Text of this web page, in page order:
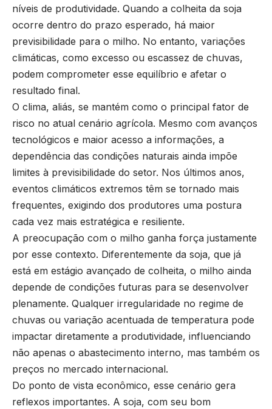
níveis de produtividade. Quando a colheita da soja
ocorre dentro do prazo esperado, há maior
previsibilidade para o milho. No entanto, variações
climáticas, como excesso ou escassez de chuvas,
podem comprometer esse equilíbrio e afetar o
resultado final.
O clima, aliás, se mantém como o principal fator de
risco no atual cenário agrícola. Mesmo com avanços
tecnológicos e maior acesso a informações, a
dependência das condições naturais ainda impõe
limites à previsibilidade do setor. Nos últimos anos,
eventos climáticos extremos têm se tornado mais
frequentes, exigindo dos produtores uma postura
cada vez mais estratégica e resiliente.
A preocupação com o milho ganha força justamente
por esse contexto. Diferentemente da soja, que já
está em estágio avançado de colheita, o milho ainda
depende de condições futuras para se desenvolver
plenamente. Qualquer irregularidade no regime de
chuvas ou variação acentuada de temperatura pode
impactar diretamente a produtividade, influenciando
não apenas o abastecimento interno, mas também os
preços no mercado internacional.
Do ponto de vista econômico, esse cenário gera
reflexos importantes. A soja, com seu bom